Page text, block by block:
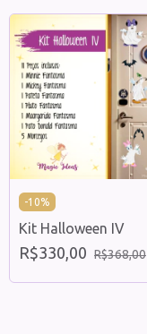
-10%
Kit Halloween IV
R$330,00 R$368,00